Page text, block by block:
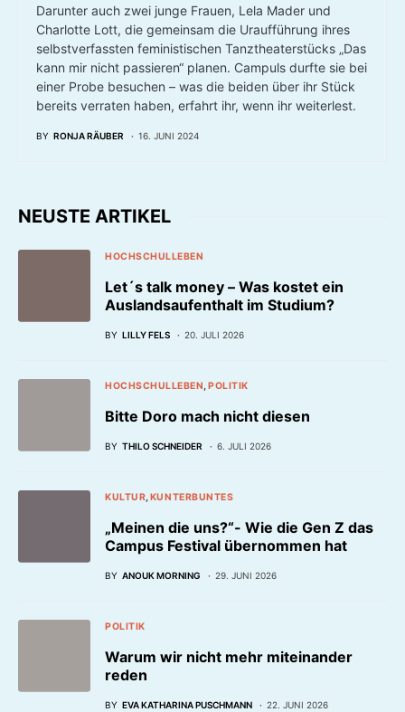
Darunter auch zwei junge Frauen, Lela Mader und
Charlotte Lott, die gemeinsam die Uraufführung ihres
selbstverfassten feministischen Tanztheaterstücks „Das
kann mir nicht passieren“ planen. Campuls durfte sie bei
einer Probe besuchen – was die beiden über ihr Stück
bereits verraten haben, erfahrt ihr, wenn ihr weiterlest.
BY RONJA RÄUBER 16. JUNI 2024
NEUSTE ARTIKEL
HOCHSCHULLEBEN
Let´s talk money – Was kostet ein
Auslandsaufenthalt im Studium?
BY LILLY FELS 20. JULI 2026
HOCHSCHULLEBEN POLITIK
Bitte Doro mach nicht diesen
BY THILO SCHNEIDER 6. JULI 2026
KULTUR KUNTERBUNTES
„Meinen die uns?“- Wie die Gen Z das
Campus Festival übernommen hat
BY ANOUK MORNING 29. JUNI 2026
POLITIK
Warum wir nicht mehr miteinander
reden
BY EVA KATHARINA PUSCHMANN 22. JUNI 2026